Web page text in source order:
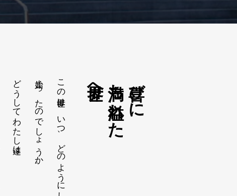
喜びに
満ち溢れた
世界へ
この世界は、いつ、どのようにして
始まったのでしょうか。
どうしてわたし達は、